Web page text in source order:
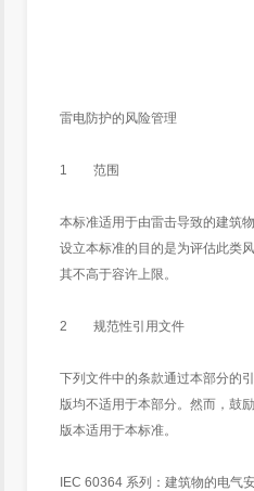
雷电防护的风险管理
1 范围
本标准适用于由雷击导致的建筑
设立本标准的目的是为评估此类
其不高于容许上限。
2 规范性引用文件
下列文件中的条款通过本部分的
版均不适用于本部分。然而，鼓
版本适用于本标准。
IEC 60364 系列：建筑物的电气